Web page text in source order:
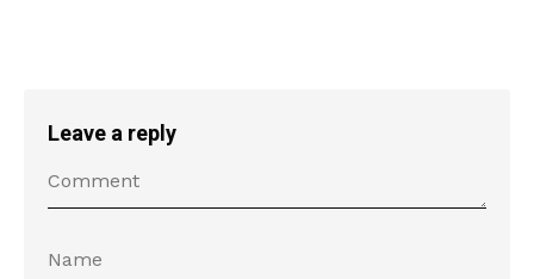
Leave a reply